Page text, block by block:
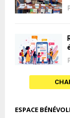
ESPACE